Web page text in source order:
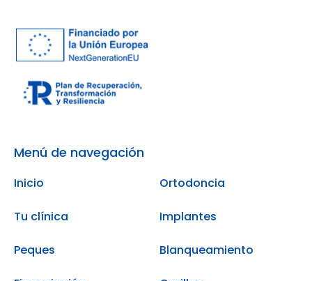
Menú de navegación
Inicio
Tu clínica
Peques
Ortodoncia
Implantes
Blanqueamiento